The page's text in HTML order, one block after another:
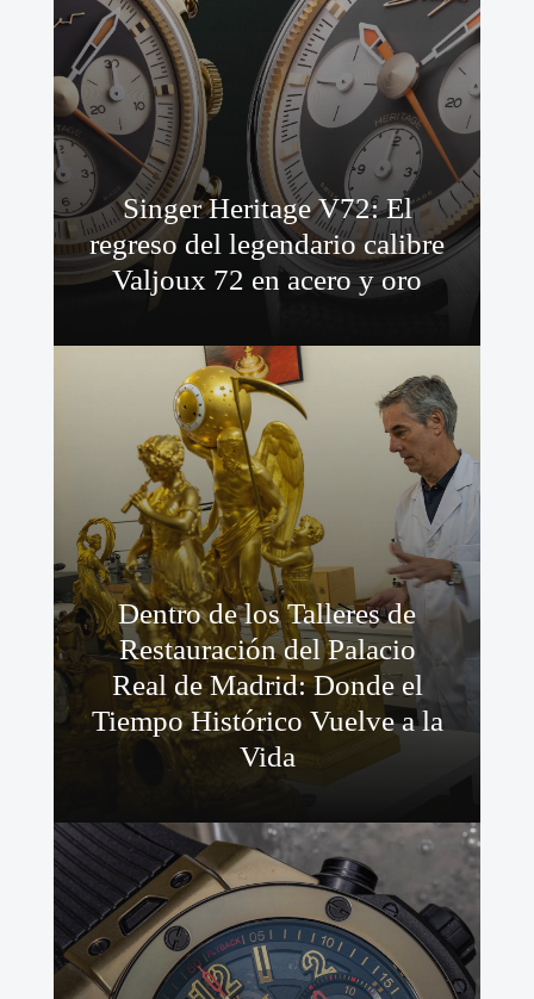
Singer Heritage V72: El
regreso del legendario calibre
Valjoux 72 en acero y oro
Dentro de los Talleres de
Restauración del Palacio
Real de Madrid: Donde el
Tiempo Histórico Vuelve a la
Vida